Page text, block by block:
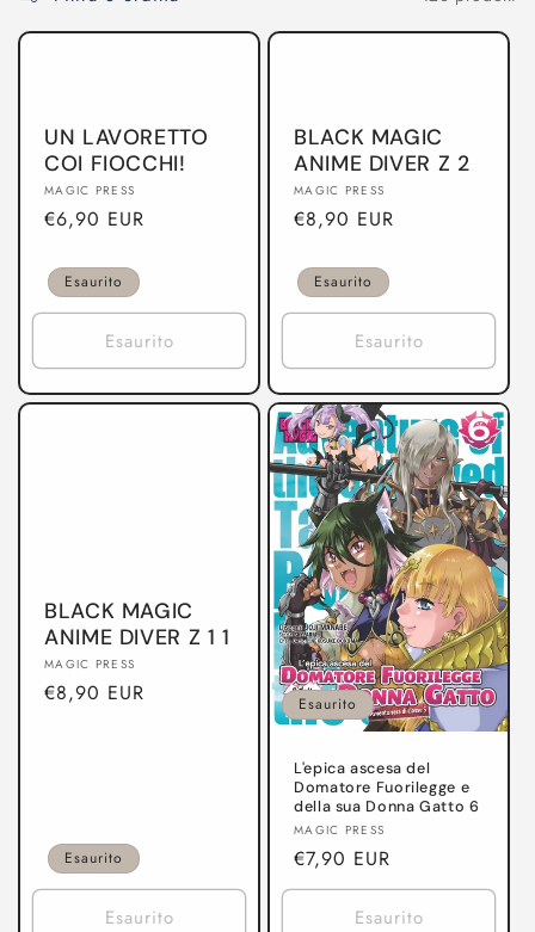
o
UN LAVORETTO
COI FIOCCHI!
Produttore:
MAGIC PRESS
Prezzo
listino
€6,90 EUR
Esaurito
Esaurito
BLACK MAGIC
ANIME DIVER Z 2
Produttore:
MAGIC PRESS
Prezzo
listino
€8,90 EUR
Esaurito
Esaurito
BLACK MAGIC
ANIME DIVER Z 1 1
Produttore:
MAGIC PRESS
Prezzo
€8,90 EUR
Esaurito
Esaurito
Esaurito
L'epica ascesa del
Domatore Fuorilegge e
della sua Donna Gatto 6
Produttore:
MAGIC PRESS
Prezzo
di
€7,90 EUR
Esaurito